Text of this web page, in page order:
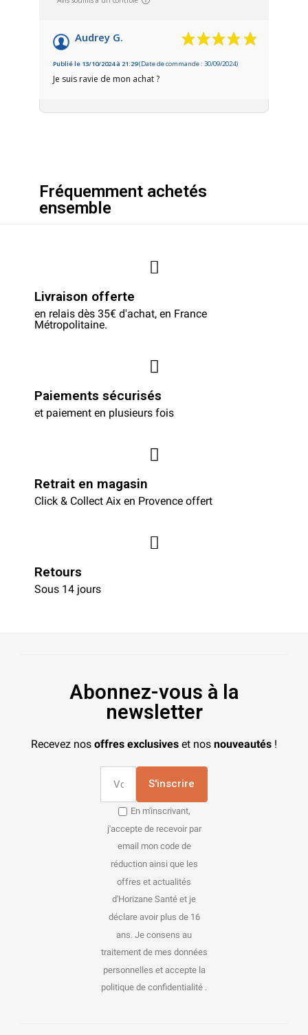
Audrey G.
Publié le 13/10/2024 à 21:29(Date de commande : 30/09/2024)
Je suis ravie de mon achat ?
Fréquemment achetés
ensemble
Livraison offerte
en relais dès 35€ d'achat, en France
Métropolitaine.
Paiements sécurisés
et paiement en plusieurs fois
Retrait en magasin
Click & Collect Aix en Provence offert
Retours
Sous 14 jours
Abonnez-vous à la
newsletter
Recevez nos offres exclusives et nos nouveautés !
S'inscrire
En m'inscrivant,
j'accepte de recevoir par
email mon code de
réduction ainsi que les
offres et actualités
d'Horizane Santé et je
déclare avoir plus de 16
ans. Je consens au
traitement de mes données
personnelles et accepte la
politique de confidentialité .